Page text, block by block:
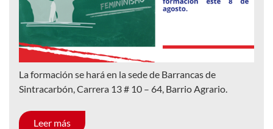
La formación se hará en la sede de Barrancas de
Sintracarbón, Carrera 13 # 10 – 64, Barrio Agrario.
Leer más